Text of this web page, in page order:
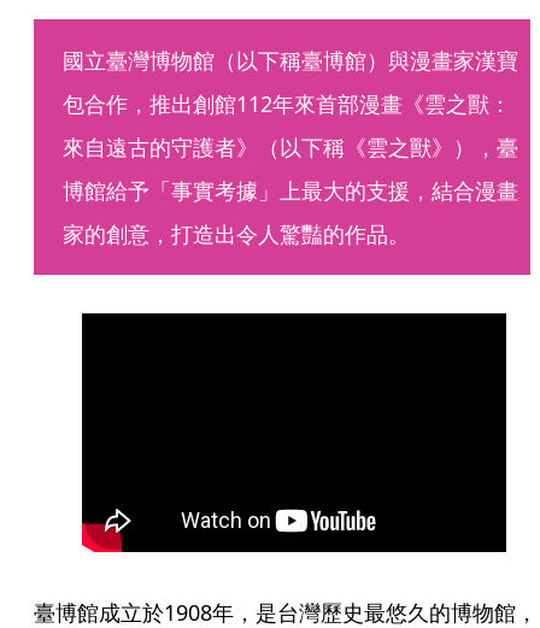
國立臺灣博物館（以下稱臺博館）與漫畫家漢寶
包合作，推出創館112年來首部漫畫《雲之獸：
來自遠古的守護者》（以下稱《雲之獸》），臺
博館給予「事實考據」上最大的支援，結合漫畫
家的創意，打造出令人驚豔的作品。
臺博館成立於1908年，是台灣歷史最悠久的博物館，